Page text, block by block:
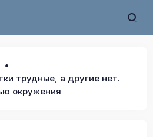
трудные, а другие нет.
окружения